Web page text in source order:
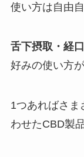
使い方は自由自
舌下摂取・経
好みの使い方
1つあればさま
わせたCBD製